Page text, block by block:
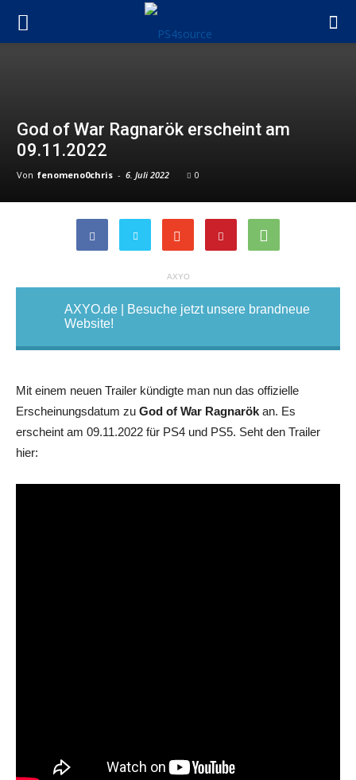
God of War Ragnarök erscheint am
09.11.2022
Von fenomeno0chris - 6. Juli 2022 0
AXYO
AXYO.de | Besuche jetzt unsere brandneue
Website!
Mit einem neuen Trailer kündigte man nun das offizielle
Erscheinungsdatum zu God of War Ragnarök an. Es
erscheint am 09.11.2022 für PS4 und PS5. Seht den Trailer
hier: